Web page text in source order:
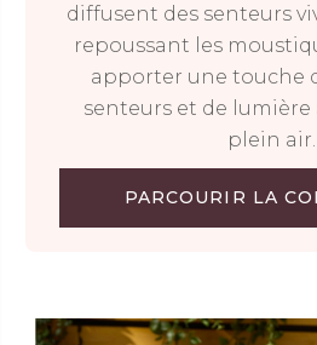
diffusent des senteurs
repoussant les
apporter une touche
senteurs et de lumière
plein air.
PARCOURIR LA